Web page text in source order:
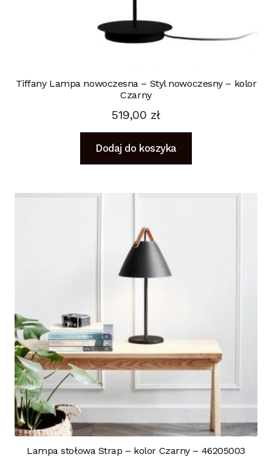
Tiffany Lampa nowoczesna – Styl nowoczesny – kolor
Czarny
519,00 zł
Dodaj do koszyka
Lampa stołowa Strap – kolor Czarny – 46205003